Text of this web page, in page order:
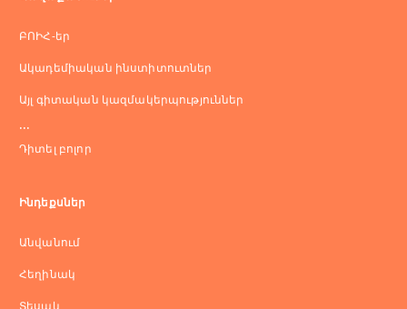
ԲՈԻՀ-եր
Ակադեմիական ինստիտուտներ
Այլ գիտական կազմակերպություններ
...
Դիտել բոլոր
Ինդեքսներ
Անվանում
Հեղինակ
Տեսակ